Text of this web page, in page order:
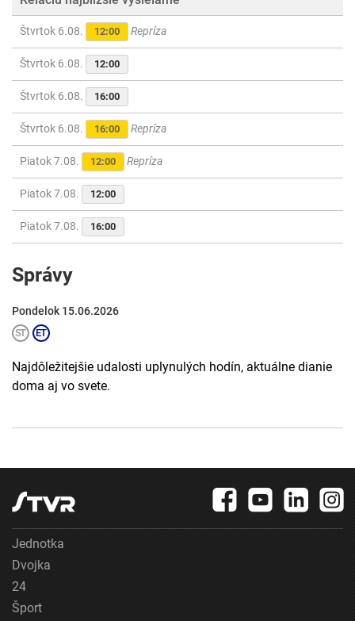
Štvrtok 6.08. 12:00 Repríza
Štvrtok 6.08. 12:00
Štvrtok 6.08. 16:00
Štvrtok 6.08. 16:00 Repríza
Piatok 7.08. 12:00 Repríza
Piatok 7.08. 12:00
Piatok 7.08. 16:00
Správy
Pondelok 15.06.2026
Najdôležitejšie udalosti uplynulých hodín, aktuálne dianie
doma aj vo svete.
Jednotka
Dvojka
24
Šport